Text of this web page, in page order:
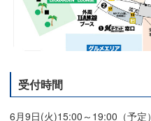
受付時間
6月9日(火)15:00～19:00（予定）